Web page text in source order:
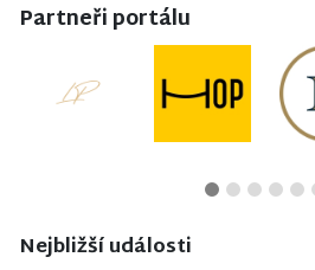
Partneři portálu
Nejbližší události